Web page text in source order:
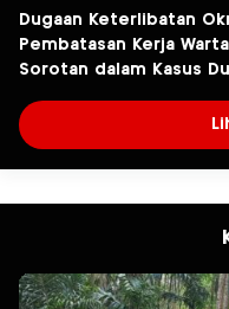
Dugaan Keterlibatan
Pembatasan Kerja
Sorotan dalam Kasus